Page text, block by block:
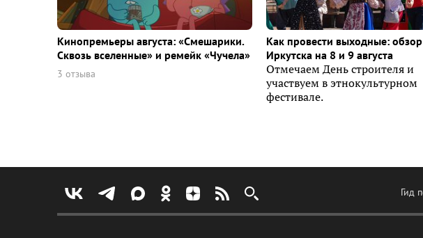
Кинопремьеры августа: «Смешарики.
Сквозь вселенные» и ремейк «Чучела»
3 отзыва
Как провести выходные:
Иркутска на 8 и 9 августа
Отмечаем День строителя и
участвуем в этнокультурном
фестивале.
Гид